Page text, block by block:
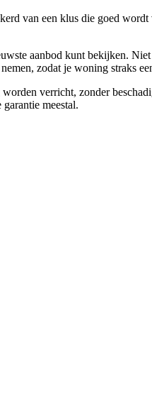
van een klus die goed
aanbod kunt bekijken.
zodat je woning straks
verricht, zonder
meestal.